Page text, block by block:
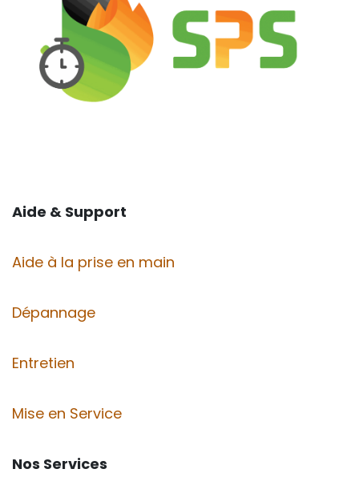
Aide & Support
Aide à la prise en main
Dépannage
Entretien
Mise en Service
Nos Services